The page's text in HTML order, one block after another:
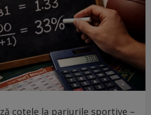
cotele la pariurile sportive –